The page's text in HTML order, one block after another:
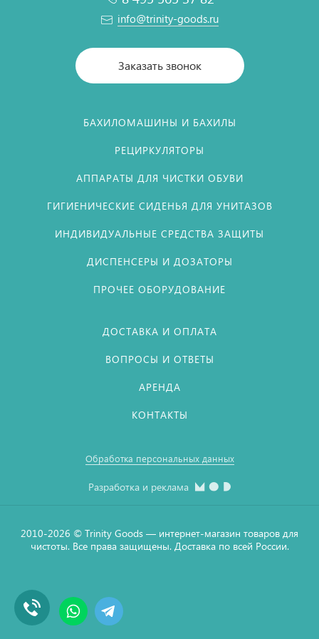
info@trinity-goods.ru
Заказать звонок
БАХИЛОМАШИНЫ И БАХИЛЫ
РЕЦИРКУЛЯТОРЫ
АППАРАТЫ ДЛЯ ЧИСТКИ ОБУВИ
ГИГИЕНИЧЕСКИЕ СИДЕНЬЯ ДЛЯ УНИТАЗОВ
ИНДИВИДУАЛЬНЫЕ СРЕДСТВА ЗАЩИТЫ
ДИСПЕНСЕРЫ И ДОЗАТОРЫ
ПРОЧЕЕ ОБОРУДОВАНИЕ
ДОСТАВКА И ОПЛАТА
ВОПРОСЫ И ОТВЕТЫ
АРЕНДА
КОНТАКТЫ
Обработка персональных данных
Разработка и реклама
2010-2026 © Тrinity Goods — интернет-магазин товаров для
чистоты. Все права защищены. Доставка по всей России.